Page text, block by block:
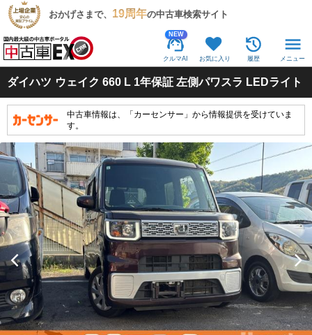
おかげさまで、 19周年の中古車検索サイト
NEW
クルマAI お気に入り 履歴 メニュー
ダイハツ ウェイク 660 L 1年保証 左側パワスラ LEDライト
中古車情報は、「カーセンサー」から情報提供を受けていま
す。